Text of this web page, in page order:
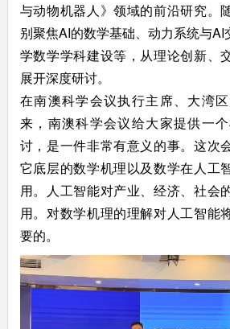
与动物机器人》领域的前沿研究。
别聚焦AI的数学基础、动力系统与AI
学数学学科建设等，从理论创新、
展开深度研讨。
在南澳科学会议执行主席、大湾
来，南澳科学会议给大家提供一
讨，是一件非常有意义的事。这次
它底层的数学机理以及数学在人工
用。人工智能对产业、经济、社会
用。对数学机理的理解对人工智能
要的。